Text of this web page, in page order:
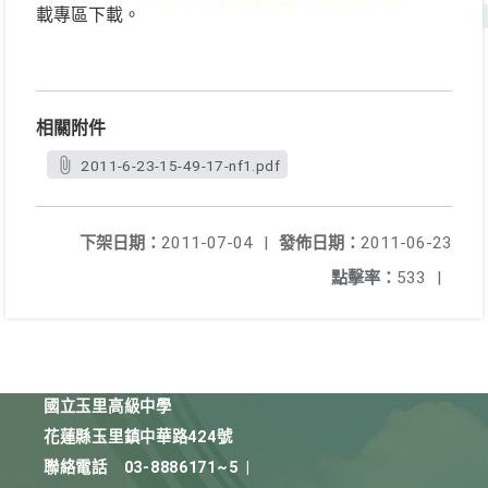
載專區下載。
相關附件
2011-6-23-15-49-17-nf1.pdf
發佈日期： 2011-06-23
下架日期： 2011-07-04
|
點擊率： 533 |
國立玉里高級中學
花蓮縣玉里鎮中華路424號
聯絡電話
03-8886171~5